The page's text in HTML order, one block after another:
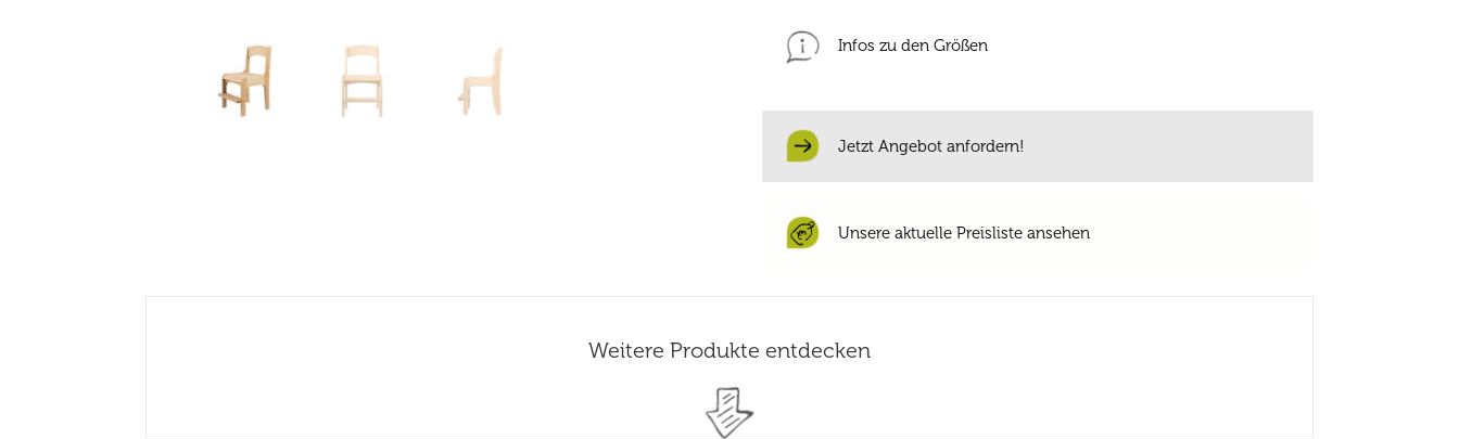
Infos zu den Größen
Jetzt Angebot anfordern!
Unsere aktuelle Preisliste ansehen
Weitere Produkte entdecken